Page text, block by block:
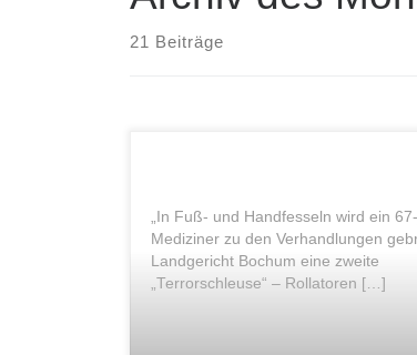
21 Beiträge
„In Fuß- und Handfesseln wird ein
Mediziner zu den Verhandlungen
Landgericht Bochum eine zweite
„Terrorschleuse“ – Rollatoren […]